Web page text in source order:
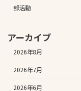
部活動
アーカイブ
2026年8月
2026年7月
2026年6月